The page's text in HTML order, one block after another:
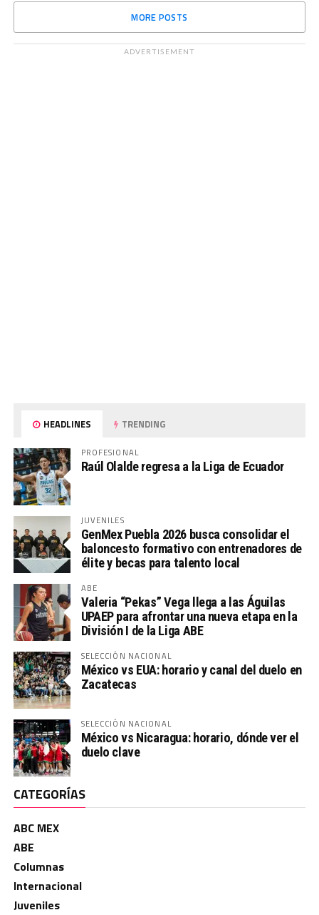
MORE POSTS
ADVERTISEMENT
HEADLINES TRENDING
PROFESIONAL
Raúl Olalde regresa a la Liga de Ecuador
JUVENILES
GenMex Puebla 2026 busca consolidar el
baloncesto formativo con entrenadores de
élite y becas para talento local
ABE
Valeria “Pekas” Vega llega a las Águilas
UPAEP para afrontar una nueva etapa en la
División I de la Liga ABE
SELECCIÓN NACIONAL
México vs EUA: horario y canal del duelo en
Zacatecas
SELECCIÓN NACIONAL
México vs Nicaragua: horario, dónde ver el
duelo clave
CATEGORÍAS
ABC MEX
ABE
Columnas
Internacional
Juveniles